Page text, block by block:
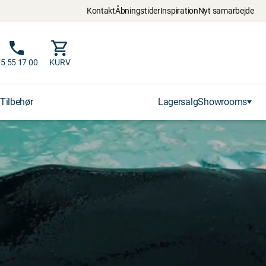
KontaktÅbningstiderInspirationNyt samarbejde
55 17 00 KURV
Tilbehør LagersalgShowrooms